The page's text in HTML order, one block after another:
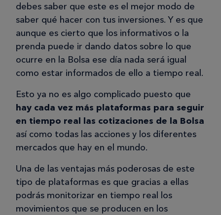
debes saber que este es el mejor modo de
saber qué hacer con tus inversiones. Y es que
aunque es cierto que los informativos o la
prenda puede ir dando datos sobre lo que
ocurre en la Bolsa ese día nada será igual
como estar informados de ello a tiempo real.
Esto ya no es algo complicado puesto que
hay cada vez más plataformas para seguir
en tiempo real las cotizaciones de la Bolsa
así como todas las acciones y los diferentes
mercados que hay en el mundo.
Una de las ventajas más poderosas de este
tipo de plataformas es que gracias a ellas
podrás monitorizar en tiempo real los
movimientos que se producen en los